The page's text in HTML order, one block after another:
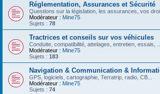
Réglementation, Assurances et Sécurité
Questions sur la législation, les assurances, vos
Modérateur : Mine75
Sujets : 78
Tractrices et conseils sur vos véhicules
Conduite, compatibilité, attelages, entretien, essais, ...
Modérateur : Mine75
Sujets : 183
Navigation & Communication &
GPS, logiciels, cartographie, Terratrip, radio, CB...
Modérateur : Mine75
Sujets : 74